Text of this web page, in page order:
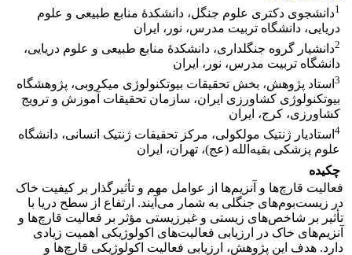
1دانشجوی دکتری علوم جنگل، دانشکدۀ منابع طبیعی و علوم
دریایی، دانشگاه تربیت مدرس، نور، ایران
2دانشیار گروه جنگلداری، دانشکدۀ منابع طبیعی و علوم دریایی،
دانشگاه تربیت مدرس، نور، ایران
3 استاد پژوهش، بخش تحقیقات بیوتکنولوژی میکروبی، پژوهشگاه
بیوتکنولوژی کشاورزی ایران، سازمان تحقیقات آموزش و ترویج
کشاورزی، کرج، ایران
4 استادیار ژنتیک مولکولی، مرکز تحقیقات ژنتیک انسانی، دانشگاه
علوم پزشکی بقیه‌الله (عج)، تهران، ایران
چکیده
فعالیت قارچ‌ها و آنزیم‌ها از عوامل مهم و تأثیرگذار بر کیفیت خاک
در زیست‌بوم‌های جنگلی به شمار می‌آیند. ارتفاع از سطح دریا با
تأثیر بر شاخص‌های زیستی و غیرزیستی مؤثر بر فعالیت قارچ‌ها و
آنزیم‌های خاک در ارزیابی فعالیت‌های اکولوژیکی اهمیت زیادی
دارد. هدف این پژوهش، ارزیابی فعالیت اکولوژیکی قارچ‌ها و